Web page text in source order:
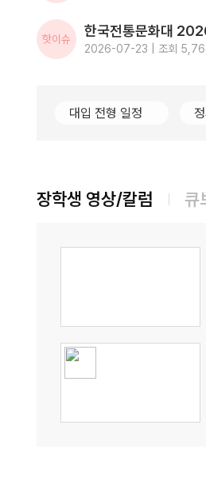
핫이슈
2026-07-23 | 조회
대입 전형 일정
장학생 영상/칼럼 큐